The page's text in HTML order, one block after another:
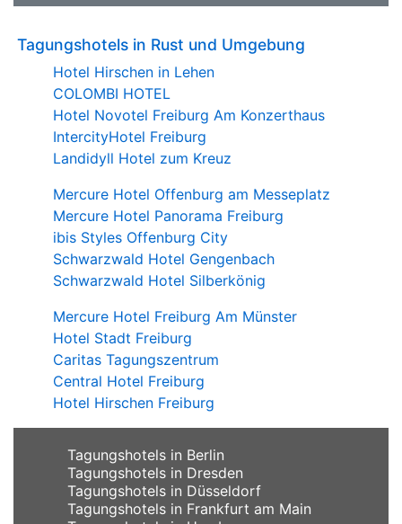
Tagungshotels in Rust und Umgebung
Hotel Hirschen in Lehen
COLOMBI HOTEL
Hotel Novotel Freiburg Am Konzerthaus
IntercityHotel Freiburg
Landidyll Hotel zum Kreuz
Mercure Hotel Offenburg am Messeplatz
Mercure Hotel Panorama Freiburg
ibis Styles Offenburg City
Schwarzwald Hotel Gengenbach
Schwarzwald Hotel Silberkönig
Mercure Hotel Freiburg Am Münster
Hotel Stadt Freiburg
Caritas Tagungszentrum
Central Hotel Freiburg
Hotel Hirschen Freiburg
Tagungshotels in Berlin
Tagungshotels in Dresden
Tagungshotels in Düsseldorf
Tagungshotels in Frankfurt am Main